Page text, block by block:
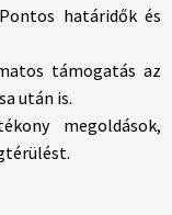
Pontos határidők és
támogatás az
után is.
megoldások,